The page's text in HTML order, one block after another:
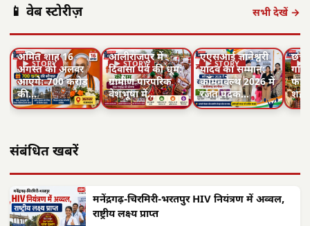
📱 वेब स्टोरीज़ सभी देखें →
▶ STORY
अमित शाह 16
अगस्त को अलवर
आएंगे: 700 करोड़
की…
▶ STORY
आलीराजपुर में
दिवासा पर्व की धूम:
ग्रामीण पारंपरिक
वेशभूषा में…
▶ STORY
एएसआई ज्ञानेश्वरी
यादव का सम्मान:
कॉमनवेल्थ 2026 में
रजत पदक…
▶
संबंधित खबरें
मनेंद्रगढ़-चिरमिरी-भरतपुर HIV नियंत्रण में अव्वल,
राष्ट्रीय लक्ष्य प्राप्त